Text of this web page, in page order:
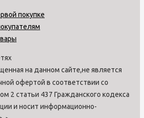
покупке
на данном сайте,не является
офертой в соответствии со
2 статьи 437 Гражданского кодекса
и носит информационно-